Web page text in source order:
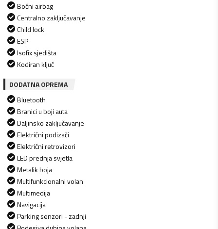
Bočni airbag
Centralno zaključavanje
Child lock
ESP
Isofix sjedišta
Kodiran ključ
DODATNA OPREMA
Bluetooth
Branici u boji auta
Daljinsko zaključavanje
Električni podizači
Električni retrovizori
LED prednja svjetla
Metalik boja
Multifunkcionalni volan
Multimedija
Navigacija
Parking senzori - zadnji